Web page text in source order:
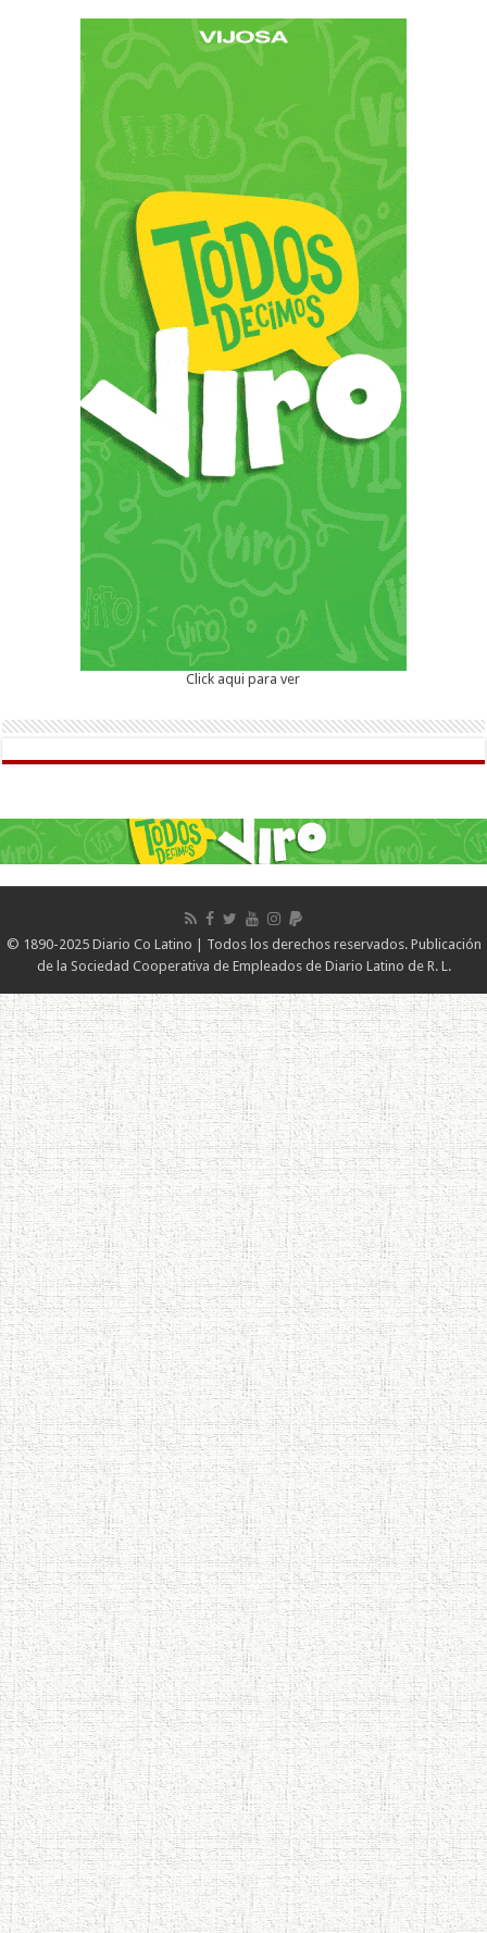
Click aqui para ver
© 1890-2025 Diario Co Latino | Todos los derechos reservados. Publicación
de la Sociedad Cooperativa de Empleados de Diario Latino de R. L.